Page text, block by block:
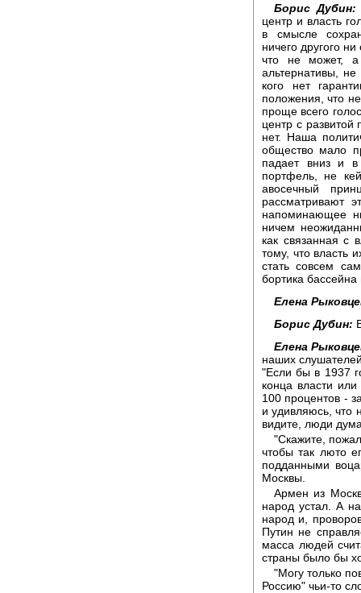
Борис Дубин:
центр и власть
в смысле
ничего другого
что не может, а
альтернативы,
кого нет
положения, что
проще всего
центр с
нет. Наша
общество мало
падает вниз и
портфель, не
авосечный
рассматривают
напоминающее
ничем
как связанная с
тому, что власть
стать совсем
бортика
Елена
Борис Дубин:
Елена
наших
"Если бы в 1937
конца власти
100 процентов -
и удивляюсь, что
видите, люди
"Скажите,
чтобы так люто
подданными
Москвы.
Армен из
народ устал. А
народ и,
Путин не
масса людей
страны было бы
"Могу только
Россию" чьи-то